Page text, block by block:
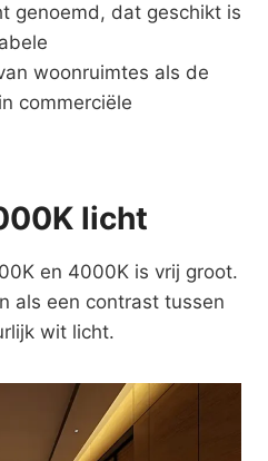
genoemd, dat geschikt is
woonruimtes als de
commerciële
licht
en 4000K is vrij groot.
als een contrast tussen
wit licht.